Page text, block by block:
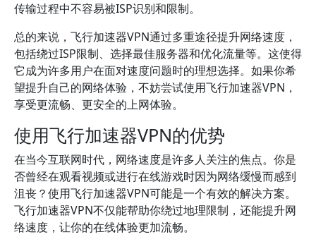
传输过程中不容易被ISP识别和限制。
总的来说，飞行加速器VPN通过多重途径提升网络速度，
包括绕过ISP限制、选择最佳服务器和优化流量等。这使得
它成为许多用户在面对速度问题时的理想选择。如果你希
望提升自己的网络体验，不妨尝试使用飞行加速器VPN，
享受更流畅、更安全的上网体验。
使用飞行加速器VPN的优势
在当今互联网时代，网络速度是许多人关注的焦点。你是
否曾经在观看视频或进行在线游戏时因为网络缓慢而感到
沮丧？使用飞行加速器VPN可能是一个有效的解决方案。
飞行加速器VPN不仅能帮助你绕过地理限制，还能提升网
络速度，让你的在线体验更加流畅。